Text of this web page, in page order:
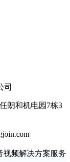
司
朗和机电园7栋3
视频解决方案服务